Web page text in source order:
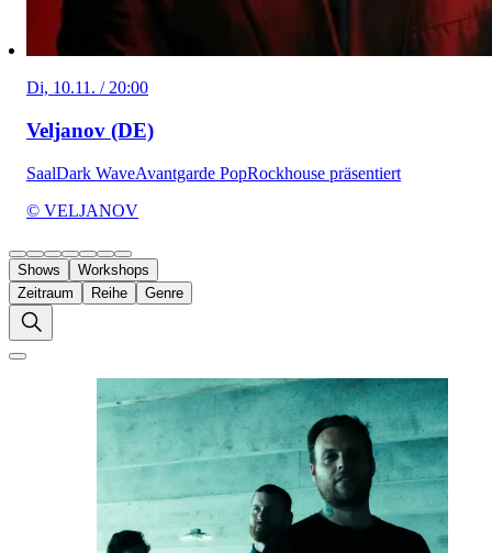
Di, 10.11. / 20:00
Veljanov (DE)
SaalDark WaveAvantgarde PopRockhouse präsentiert
© VELJANOV
Shows
Workshops
Zeitraum
Reihe Genre